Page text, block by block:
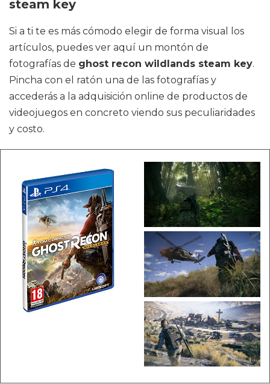
steam key
Si a ti te es más cómodo elegir de forma visual los
artículos, puedes ver aquí un montón de
fotografías de ghost recon wildlands steam key.
Pincha con el ratón una de las fotografías y
accederás a la adquisición online de productos de
videojuegos en concreto viendo sus peculiaridades
y costo.